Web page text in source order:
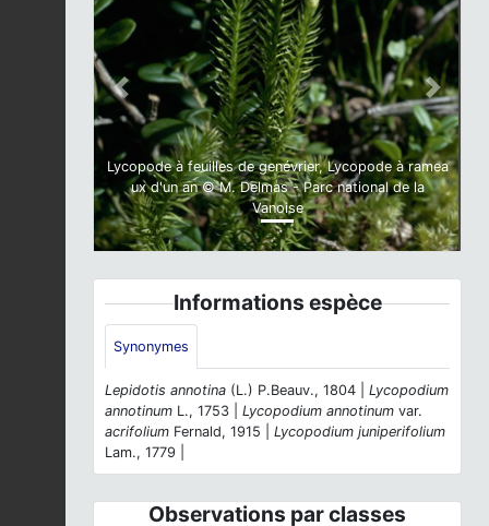
Lycopode à feuilles de genévrier, Lycopode à ramea
ux d'un an © M. Delmas - Parc national de la
Vanoise
Previous Next
Informations espèce
Synonymes
Lepidotis annotina (L.) P.Beauv., 1804 | Lycopodium
annotinum L., 1753 | Lycopodium annotinum var.
acrifolium Fernald, 1915 | Lycopodium juniperifolium
Lam., 1779 |
Observations par classes